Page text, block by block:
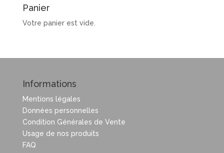
Panier
Votre panier est vide.
Informations
Mentions légales
Données personnelles
Condition Générales de Vente
Usage de nos produits
FAQ